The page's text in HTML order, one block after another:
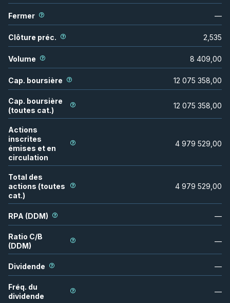
Fermer —
Clôture préc. 2,535
Volume 8 409,00
Cap. boursière 12 075 358,00
Cap. boursière
(toutes cat.)
12 075 358,00
Actions
inscrites
émises et en
circulation
4 979 529,00
Total des
actions (toutes
cat.)
4 979 529,00
RPA (DDM) —
Ratio C/B
(DDM)
—
Dividende —
Fréq. du
dividende
—